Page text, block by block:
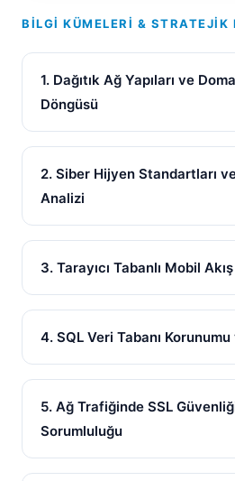
BILGI KÜMELERI & STRATEJIK
1. Dağıtık Ağ Yapıları ve
Döngüsü
2. Siber Hijyen Standartları
Analizi
3. Tarayıcı Tabanlı Mobil
4. SQL Veri Tabanı
5. Ağ Trafiğinde SSL
Sorumluluğu